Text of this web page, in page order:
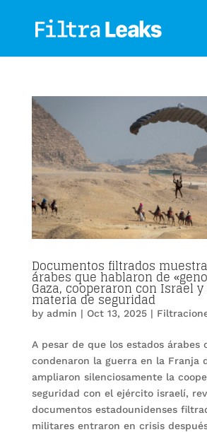
Documentos filtrados
árabes que hablaron de
Gaza, cooperaron con Israel y
materia de seguridad
by admin | Oct 13, 2025|
A pesar de que los estados árabes
condenaron la guerra en la Franja
ampliaron silenciosamente la
seguridad con el ejército israelí,
documentos estadounidenses
militares entraron en crisis